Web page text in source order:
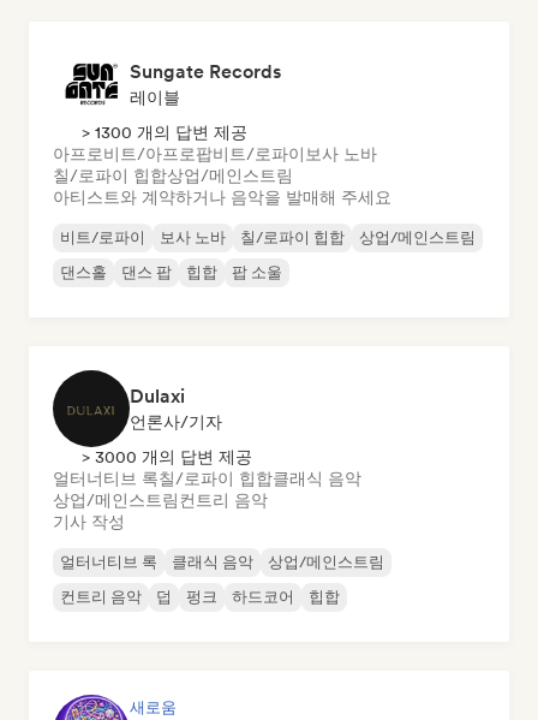
Sungate Records
레이블
> 1300 개의 답변 제공
아프로비트/아프로팝비트/로파이 보사 노바
칠/로파이 힙합상업/메인스트림
아티스트와 계약하거나 음악을 발매해 주세요
비트/로파이 보사 노바 칠/로파이 힙합
상업/메인스트림
댄스홀
댄스 팝 힙합 팝 소울
Dulaxi
언론사/기자
> 3000 개의 답변 제공
얼터너티브 록칠/로파이 힙합클래식 음악
상업/메인스트림컨트리 음악
기사 작성
얼터너티브 록 클래식 음악
상업/메인스트림
컨트리 음악
덥 펑크 하드코어 힙합
새로움